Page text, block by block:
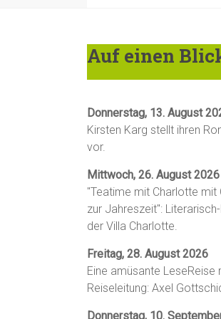
Auf einen
Donnerstag, 13. August
Kirsten Karg stellt ihren
vor.
Mittwoch, 26. August 2026
"Teatime mit Charlotte
zur Jahreszeit":
der Villa Charlotte.
Freitag, 28. August 2026
Eine amüsante LeseReise
Reiseleitung: Axel
Donnerstag, 10.